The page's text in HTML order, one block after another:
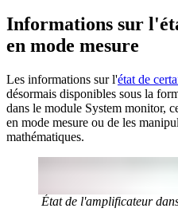
Informations sur
en mode mesure
Les informations sur l'état de
désormais disponibles sous la
dans le module System monitor,
en mode mesure ou de les
mathématiques.
État de l'amplificateur